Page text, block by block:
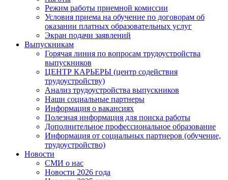
Режим работы приемной комиссии
Условия приема на обучение по договорам об
оказании платных образовательных услуг
Экран подачи заявлений
Выпускникам
Горячая линия по вопросам трудоустройства
выпускников
ЦЕНТР КАРЬЕРЫ (центр содействия
трудоустройству)
Анализ трудоустройства выпускников
Наши социальные партнеры
Информация о вакансиях
Полезная информация для поиска работы
Дополнительное профессиональное образование
Информация от социальных партнеров (обучение,
трудоустройство)
Новости
СМИ о нас
Новости 2026 года